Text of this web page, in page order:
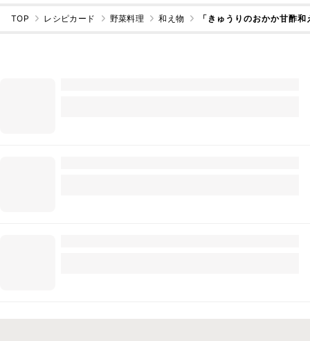
TOP レシピカード 野菜料理 和え物 「きゅうりのおかか甘酢和